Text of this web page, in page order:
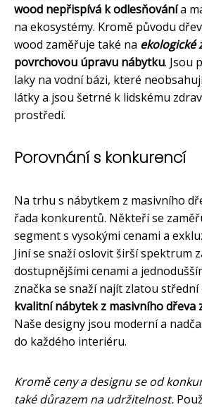
wood nepřispívá k odlesňovánía
na ekosystémy. Kromě původu
wood zaměřuje také na ekologické
povrchovou úpravu nábytku. Jsou
laky na vodní bázi, které
látky a jsou šetrné k lidskému
prostředí.
Porovnání s konkurencí
Na trhu s nábytkem z masivního
řada konkurentů. Někteří se
segment s vysokými cenami a
Jiní se snaží oslovit širší spektrum
dostupnějšími cenami a
značka se snaží najít zlatou střední
kvalitní nábytek z masivního dřeva
Naše designy jsou moderní a
do každého interiéru.
Kromě ceny a designu se od
také důrazem na udržitelnost.